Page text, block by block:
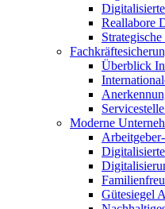
Reallabore
Überblick
Moderne
Gütesiegel